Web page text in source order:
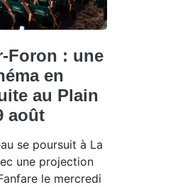
Foron : une
en
au Plain
août
se poursuit à La
une projection
le mercredi